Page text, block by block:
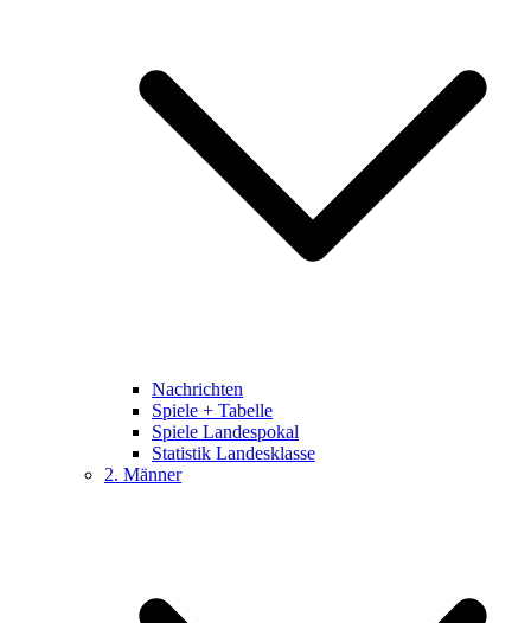
Nachrichten
Spiele + Tabelle
Spiele Landespokal
Statistik Landesklasse
2. Männer